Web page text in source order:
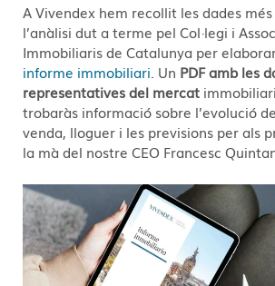
A Vivendex hem recollit les dades
l’anàlisi dut a terme pel Col·legi i
Immobiliaris de Catalunya per
informe immobiliari . Un PDF amb les
representatives del mercat
trobaràs informació sobre l’evolució
venda, lloguer i les previsions per als
la mà del nostre CEO Francesc